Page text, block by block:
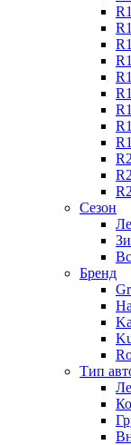
Сезон
Бренд
Тип